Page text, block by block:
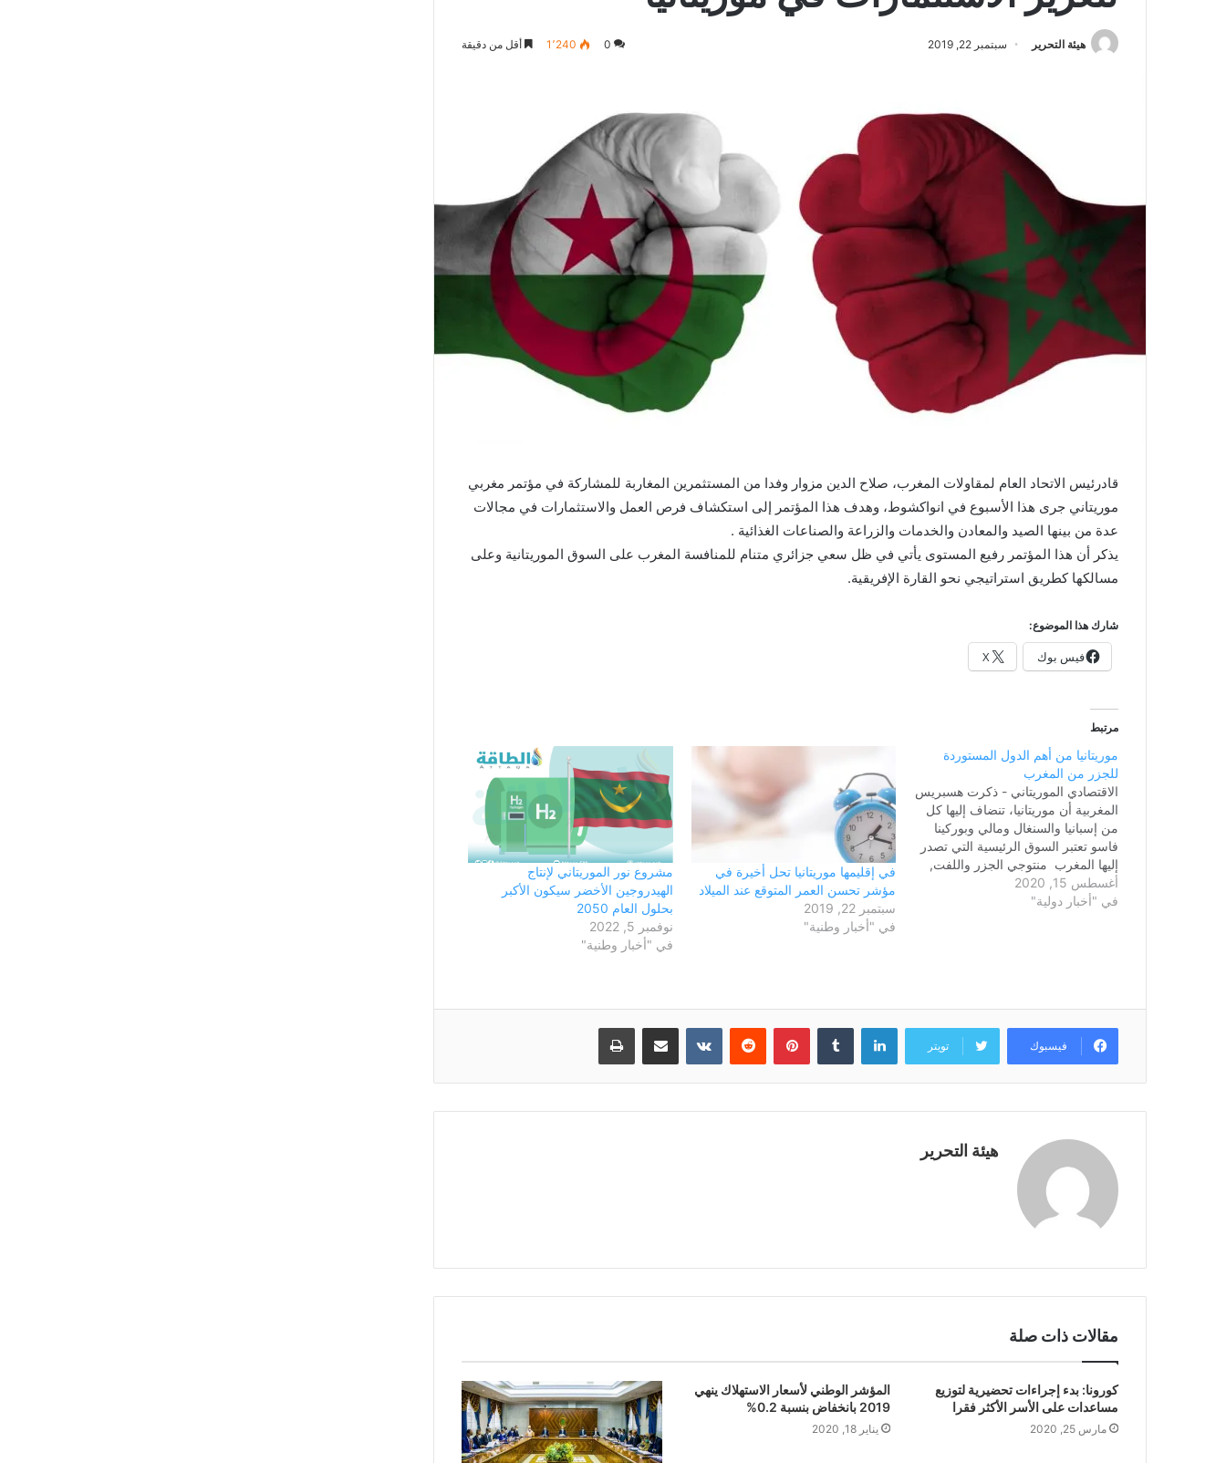
هيئة التحرير سبتمبر 22, 2019 0 1٬240 أقل من دقيقة
قادرئيس الاتحاد العام لمقاولات المغرب، صلاح الدين مزوار وفدا من المستثمرين المغاربة للمشاركة في مؤتمر مغربي
موريتاني جرى هذا الأسبوع في انواكشوط، وهدف هذا المؤتمر إلى استكشاف فرص العمل والاستثمارات في مجالات
عدة من بينها الصيد والمعادن والخدمات والزراعة والصناعات الغذائية .
يذكر أن هذا المؤتمر رفيع المستوى يأتي في ظل سعي جزائري متنام للمنافسة المغرب على السوق الموريتانية وعلى
مسالكها كطريق استراتيجي نحو القارة الإفريقية.
شارك هذا الموضوع:
فيس بوك X
مرتبط
موريتانيا من أهم الدول المستوردة
للجزر من المغرب
الاقتصادي الموريتاني - ذكرت هسبريس
المغربية أن موريتانيا، تنضاف إليها كل
من إسبانيا والسنغال ومالي وبوركينا
فاسو تعتبر السوق الرئيسية التي تصدر
إليها المغرب منتوجي الجزر واللفت,
وذكر تقرير للهسبريس أن المغرب
تعتبر أكبر منتج في إفريقيا للجزر
أغسطس 15, 2020
في "أخبار دولية"
في إقليمها موريتانيا تحل أخيرة في
مؤشر تحسن العمر المتوقع عند الميلاد
سبتمبر 22, 2019
في "أخبار وطنية"
مشروع نور الموريتاني لإنتاج
الهيدروجين الأخضر سيكون الأكبر
بحلول العام 2050
نوفمبر 5, 2022
في "أخبار وطنية"
فيسبوك تويتر
لينكدإن بينتيريست مشاركة عبر البريد طباعة
هيئة التحرير
مقالات ذات صلة
كورونا: بدء إجراءات تحضيرية لتوزيع
مساعدات على الأسر الأكثر فقرا
مارس 25, 2020
المؤشر الوطني لأسعار الاستهلاك ينهي
2019 بانخفاض بنسبة 0.2%
يناير 18, 2020